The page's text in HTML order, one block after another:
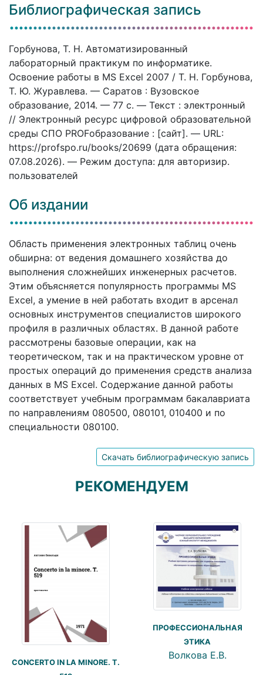
Библиографическая запись
Горбунова, Т. Н. Автоматизированный
лабораторный практикум по информатике.
Освоение работы в MS Excel 2007 / Т. Н. Горбунова,
Т. Ю. Журавлева. — Саратов : Вузовское
образование, 2014. — 77 c. — Текст : электронный
// Электронный ресурс цифровой образовательной
среды СПО PROFобразование : [сайт]. — URL:
https://profspo.ru/books/20699 (дата обращения:
07.08.2026). — Режим доступа: для авторизир.
пользователей
Об издании
Область применения электронных таблиц очень
обширна: от ведения домашнего хозяйства до
выполнения сложнейших инженерных расчетов.
Этим объясняется популярность программы MS
Excel, а умение в ней работать входит в арсенал
основных инструментов специалистов широкого
профиля в различных областях. В данной работе
рассмотрены базовые операции, как на
теоретическом, так и на практическом уровне от
простых операций до применения средств анализа
данных в MS Excel. Содержание данной работы
соответствует учебным программам бакалавриата
по направлениям 080500, 080101, 010400 и по
специальности 080100.
Скачать библиографическую запись
РЕКОМЕНДУЕМ
CONCERTO IN LA MINORE. T.
ПРОФЕССИОНАЛЬНАЯ
ЭТИКА
Волкова Е.В.